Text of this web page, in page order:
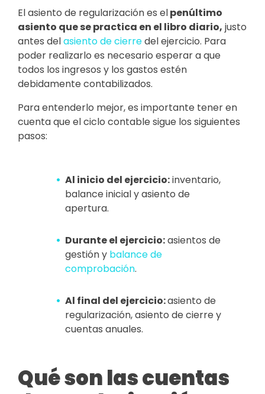
El asiento de regularización es elpenúltimo
asiento que se practica en el libro diario, justo
antes delasiento de cierredel ejercicio. Para
poder realizarlo es necesario esperar a que
todos los ingresos y los gastos estén
debidamente contabilizados.
Para entenderlo mejor, es importante tener en
cuenta que el ciclo contable sigue los siguientes
pasos:
Al inicio del ejercicio:inventario,
balance inicial y asiento de
apertura.
Durante el ejercicio:asientos de
gestión y balance de
comprobación.
Al final del ejercicio:asiento de
regularización, asiento de cierre y
cuentas anuales.
Qué son las cuentas